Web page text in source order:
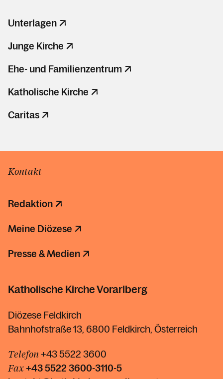
Unterlagen
Junge Kirche
Ehe- und Familienzentrum
Katholische Kirche
Caritas
Kontakt
Redaktion
Meine Diözese
Presse & Medien
Katholische Kirche Vorarlberg
Diözese Feldkirch
Bahnhofstraße 13, 6800 Feldkirch, Österreich
Telefon +43 5522 3600
Fax+43 5522 3600-3110-5